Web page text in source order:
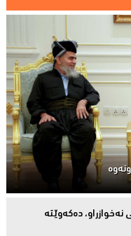
دەكەوێتە